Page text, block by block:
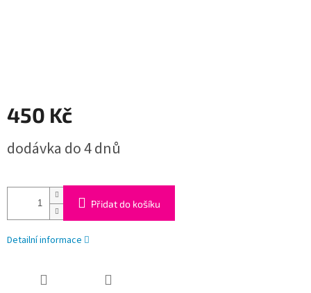
450 Kč
cena:
dodávka do 4 dnů
Přidat do košíku
Detailní informace